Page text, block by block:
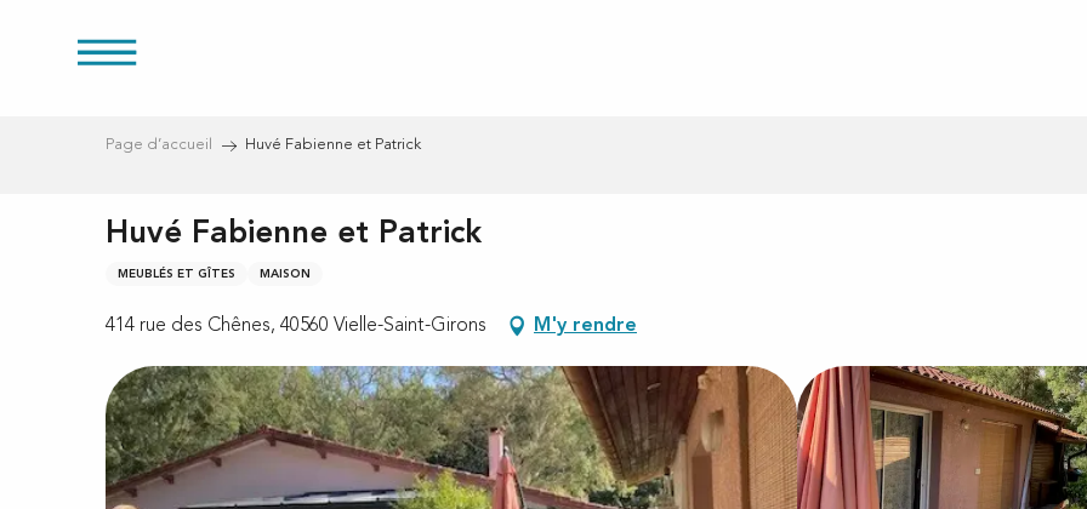
Page d’accueil Huvé Fabienne et Patrick
Huvé Fabienne et Patrick
MEUBLÉS ET GÎTES MAISON
414 rue des Chênes, 40560 Vielle-Saint-Girons M'y rendre